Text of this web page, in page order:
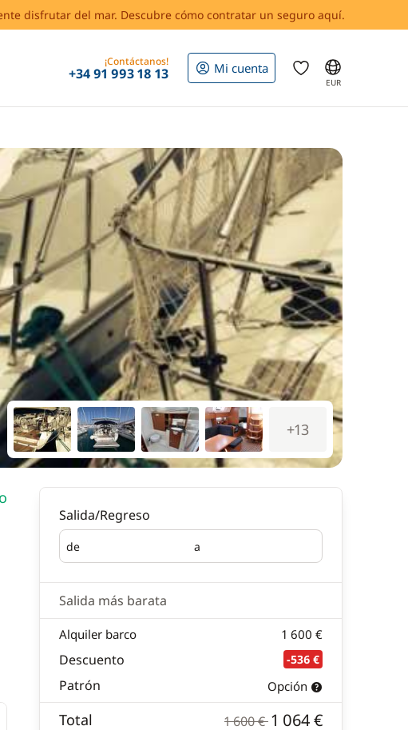
disfrutar del mar. Descubre cómo contratar un seguro aquí.
¡Contáctanos!
+34 91 993 18 13 Mi cuenta
EUR
+13
Salida/Regreso
de
Salida a
Regreso
Salida más barata
Alquiler barco 1 600 €
Descuento -536 €
Patrón Opción
Total 1 600 €1 064 €